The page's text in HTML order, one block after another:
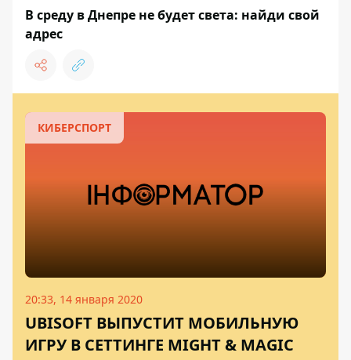
В среду в Днепре не будет света: найди свой
адрес
КИБЕРСПОРТ
20:33, 14 января 2020
UBISOFT ВЫПУСТИТ МОБИЛЬНУЮ
ИГРУ В СЕТТИНГЕ MIGHT & MAGIC